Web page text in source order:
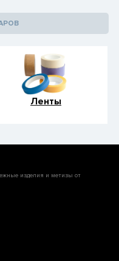
Ленты
изделия и метизы от